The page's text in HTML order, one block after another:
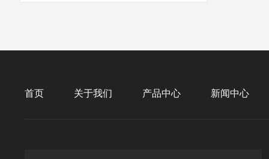
首页 关于我们 产品中心 新闻中心